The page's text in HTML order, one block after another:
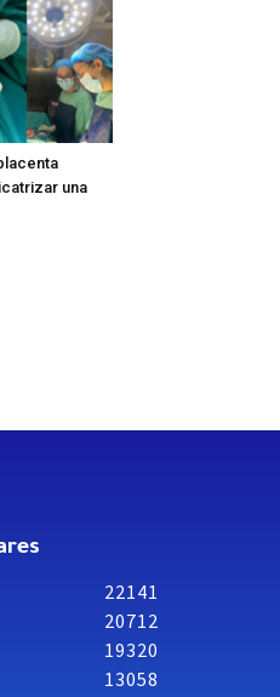
una
22141
20712
19320
13058